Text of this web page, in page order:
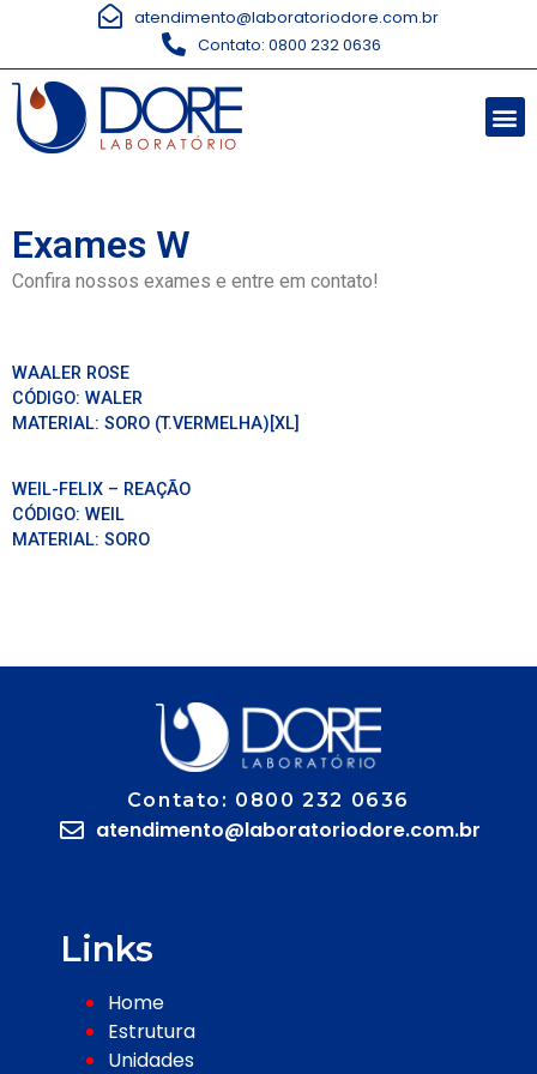
atendimento@laboratoriodore.com.br
Contato: 0800 232 0636
Exames W
Confira nossos exames e entre em contato!
WAALER ROSE
CÓDIGO: WALER
MATERIAL: SORO (T.VERMELHA)[XL]
WEIL-FELIX – REAÇÃO
CÓDIGO: WEIL
MATERIAL: SORO
Contato: 0800 232 0636
atendimento@laboratoriodore.com.br
Links
Home
Estrutura
Unidades